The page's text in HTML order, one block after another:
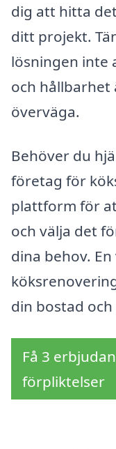
dig att hitta
ditt projekt.
lösningen inte
och
överväga.
Behöver du
företag för
plattform för
och välja det
dina behov.
din bostad
Få 3
förpliktelser